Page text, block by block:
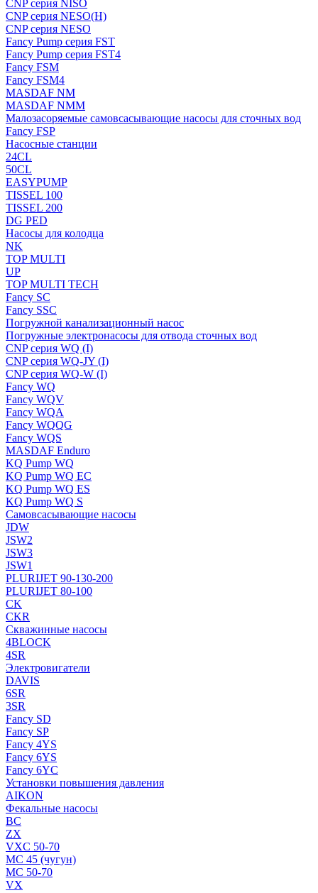
CNP серия NISO
CNP серия NESO(H)
CNP серия NESO
Fancy Pump серия FST
Fancy Pump серия FST4
Fancy FSM
Fancy FSM4
MASDAF NM
MASDAF NMM
Малозасоряемые самовсасывающие насосы для сточных вод
Fancy FSP
Насосные станции
24CL
50CL
EASYPUMP
TISSEL 100
TISSEL 200
DG PED
Насосы для колодца
NK
TOP MULTI
UP
TOP MULTI TECH
Fancy SC
Fancy SSC
Погружной канализационный насос
Погружные электронасосы для отвода сточных вод
CNP серия WQ (I)
CNP серия WQ-JY (I)
CNP серия WQ-W (I)
Fancy WQ
Fancy WQV
Fancy WQA
Fancy WQQG
Fancy WQS
MASDAF Enduro
KQ Pump WQ
KQ Pump WQ EC
KQ Pump WQ ES
KQ Pump WQ S
Самовсасывающие насосы
JDW
JSW2
JSW3
JSW1
PLURIJET 90-130-200
PLURIJET 80-100
CK
CKR
Скважинные насосы
4BLOCK
4SR
Электровигатели
DAVIS
6SR
3SR
Fancy SD
Fancy SP
Fancy 4YS
Fancy 6YS
Fancy 6YC
Установки повышения давления
AIKON
Фекальные насосы
BC
ZX
VXC 50-70
MC 45 (чугун)
MC 50-70
VX